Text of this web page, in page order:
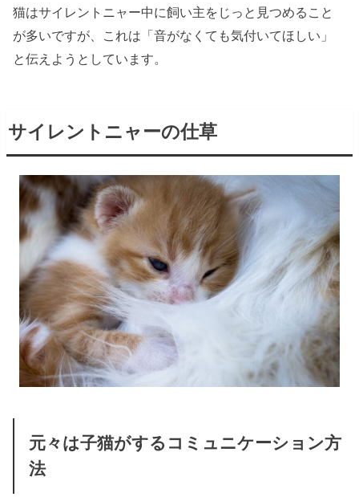
猫はサイレントニャー中に飼い主をじっと見つめること
が多いですが、これは「音がなくても気付いてほしい」
と伝えようとしています。
サイレントニャーの仕草
元々は子猫がするコミュニケーション方
法